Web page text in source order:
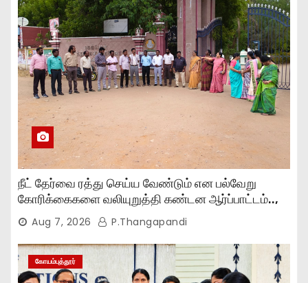
நீட் தேர்வை ரத்து செய்ய வேண்டும் என பல்வேறு
கோரிக்கைகளை வலியுறுத்தி கண்டன ஆர்ப்பாட்டம்..,
Aug 7, 2026 P.Thangapandi
கோயம்புத்தூர்